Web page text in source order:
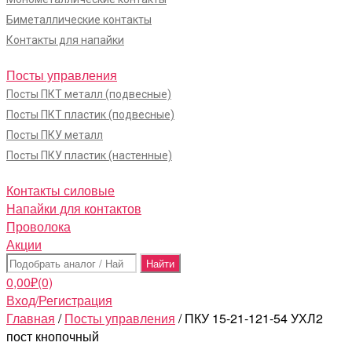
Биметаллические контакты
Контакты для напайки
Посты управления
Посты ПКТ металл (подвесные)
Посты ПКТ пластик (подвесные)
Посты ПКУ металл
Посты ПКУ пластик (настенные)
Контакты силовые
Напайки для контактов
Проволока
Акции
Поиск:
0,00₽(0)
Вход/Регистрация
Главная /Посты управления / ПКУ 15-21-121-54 УХЛ2
пост кнопочный